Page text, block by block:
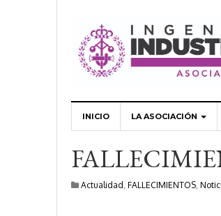
INICIO LA ASOCIACIÓN
Actualidad , FALLECIMIENTOS,